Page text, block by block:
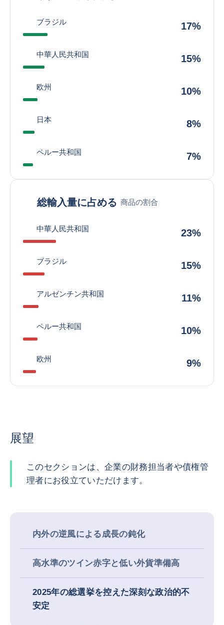
ブラジル 17%
中華人民共和国 15%
欧州 10%
日本 8%
ペルー共和国 7%
総輸入量に占める 商品の割合
中華人民共和国 23%
ブラジル 15%
アルゼンチン共和国 11%
ペルー共和国 10%
欧州 9%
展望
このセクションは、企業の財務担当者や債権管
理者にお役立ていただけます。
内外の逆風による成長の鈍化
高水準のツイン赤字と低い外貨準備高
2025年の総選挙を控えた深刻な政治的不
安定